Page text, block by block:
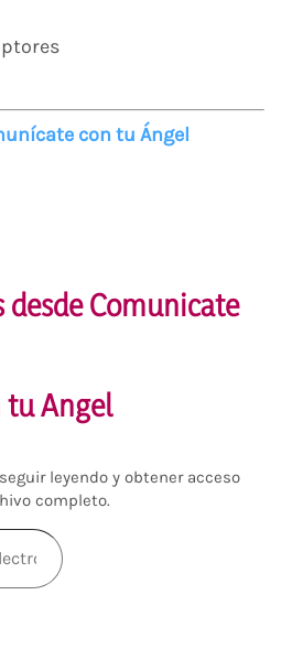
con tu Ángel
desde Comunicate
tu Angel
leyendo y obtener acceso
completo.